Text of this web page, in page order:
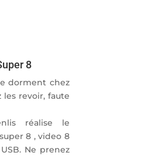
8
dorment chez
les revoir, faute
réalise le
8 , video 8
Ne prenez